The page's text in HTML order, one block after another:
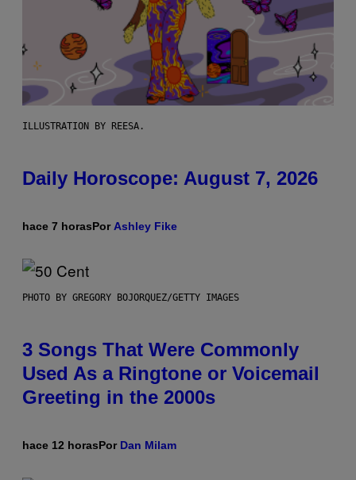
ILLUSTRATION BY REESA.
Daily Horoscope: August 7, 2026
hace 7 horasPor Ashley Fike
PHOTO BY GREGORY BOJORQUEZ/GETTY IMAGES
3 Songs That Were Commonly
Used As a Ringtone or Voicemail
Greeting in the 2000s
hace 12 horasPor Dan Milam